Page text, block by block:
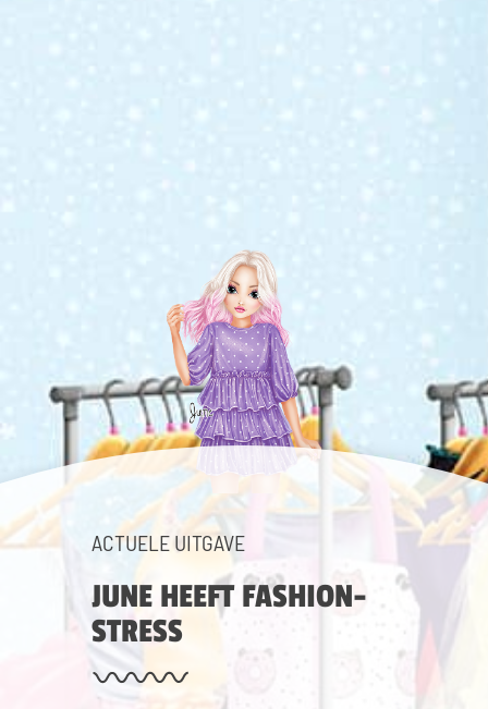
ACTUELE UITGAVE
JUNE HEEFT FASHION-
STRESS